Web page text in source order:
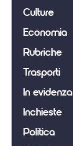
Culture
Economia
Rubriche
Trasporti
In evidenza
Inchieste
Politica